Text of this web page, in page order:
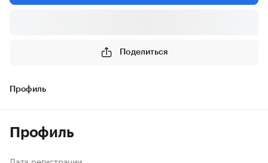
Поделиться
Профиль
Профиль